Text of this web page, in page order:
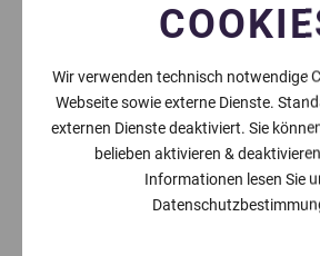
Wir verwenden technisch notwendige
Webseite sowie externe Dienste.
externen Dienste deaktiviert. Sie
belieben aktivieren &
Informationen lesen Sie